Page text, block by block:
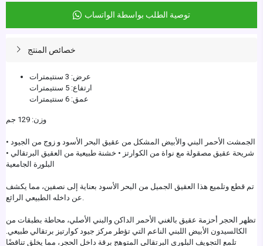
توصية الطلب بواسطة الواتساب
خصائص المنتج
عرض: 3 سنتيمترات
ارتفاع: 5 سنتيمترات
عمق: 6 سنتيمترات
وزن: 129 جم
الجمشت الأحمر البني والأبيض المشكل من عقيق البحر الأسود و زوج من الجيود •
شريحة عقيق مصقولة مع نواة من الكوارتز • خشنة طبيعية من العقيق البرتقالي •
البلورة الجامعية
تم قطع وتلميع هذا العقيق الجميل من البحر الأسود بعناية إلى نصفين، مما يكشف
تظهر الحجر أحزمة عقيق بالغني الأحمر الداكن والبني الأصلي، محاطة بطبقات من
الكالسيدون الأبيض اللبني الناعم التي تؤطر مركز جيود كوارتيز برتقالي طبيعي.
تلمع التجويف البلوري البرتقالي المتوهج برقة داخل الحجر، مما يخلق تناقضًا